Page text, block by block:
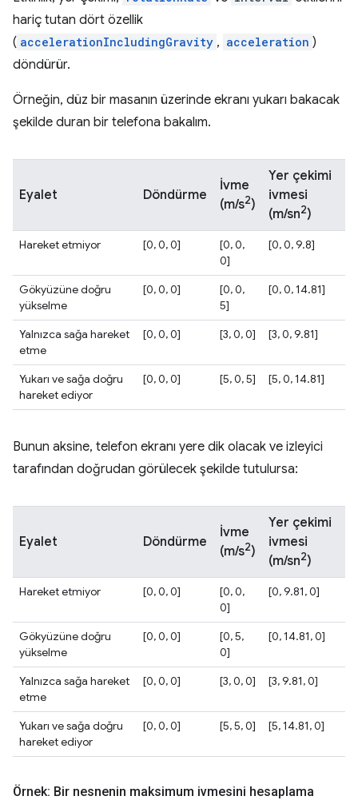
hariç tutan dört özellik
( accelerationIncludingGravity , acceleration )
döndürür.
Örneğin, düz bir masanın üzerinde ekranı yukarı bakacak
şekilde duran bir telefona bakalım.
Eyalet Döndürme
İvme
(m/s2)
Yer çekimi
ivmesi
(m/sn2)
Hareket etmiyor [0, 0, 0]
[0, 0,
0]
[0, 0, 9.8]
Gökyüzüne doğru
yükselme
[0, 0, 0]
[0, 0,
5]
[0, 0, 14.81]
Yalnızca sağa hareket
etme
[0, 0, 0] [3, 0, 0] [3, 0, 9.81]
Yukarı ve sağa doğru
hareket ediyor
[0, 0, 0] [5, 0, 5] [5, 0, 14.81]
Bunun aksine, telefon ekranı yere dik olacak ve izleyici
tarafından doğrudan görülecek şekilde tutulursa:
Eyalet Döndürme
İvme
(m/s2)
Yer çekimi
ivmesi
(m/sn2)
Hareket etmiyor [0, 0, 0]
[0, 0,
0]
[0, 9.81, 0]
Gökyüzüne doğru
yükselme
[0, 0, 0]
[0, 5,
0]
[0, 14.81, 0]
Yalnızca sağa hareket
etme
[0, 0, 0] [3, 0, 0] [3, 9.81, 0]
Yukarı ve sağa doğru
hareket ediyor
[0, 0, 0] [5, 5, 0] [5, 14.81, 0]
Örnek: Bir nesnenin maksimum ivmesini hesaplama